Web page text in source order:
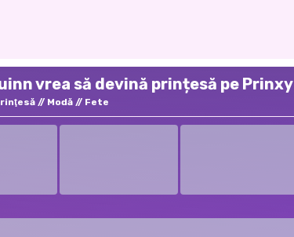
vrea să devină prințesă pe Prinxy
Modă Fete